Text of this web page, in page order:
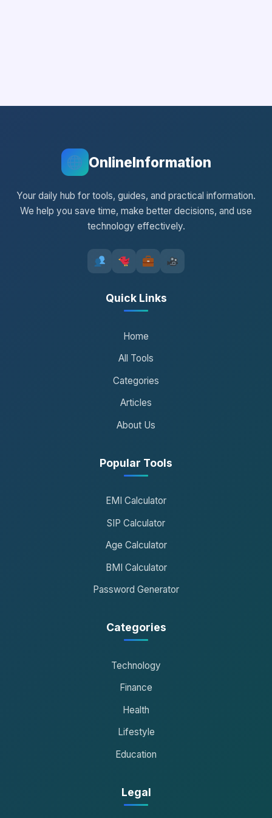
OnlineInformation
Your daily hub for tools, guides, and practical information.
We help you save time, make better decisions, and use
technology effectively.
Quick Links
Home
All Tools
Categories
Articles
About Us
Popular Tools
EMI Calculator
SIP Calculator
Age Calculator
BMI Calculator
Password Generator
Categories
Technology
Finance
Health
Lifestyle
Education
Legal